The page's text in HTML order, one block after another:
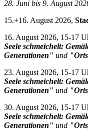
28. Juni bis 9. August
15.+16. August 2026,
16. August 2026, 15-17
Seele schmeichelt:
Generationen" und
23. August 2026, 15-17
Seele schmeichelt:
Generationen" und
30. August 2026, 15-17
Seele schmeichelt:
Generationen" und